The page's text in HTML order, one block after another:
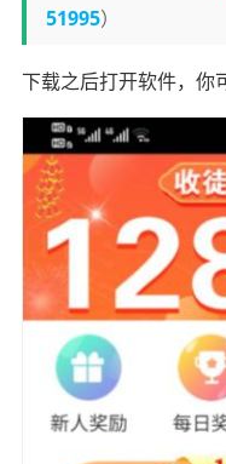
51995）
下载之后打开软件，你